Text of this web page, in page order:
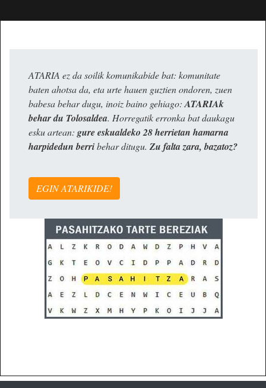
ATARIA ez da soilik komunikabide bat: komunitate
baten ahotsa da, eta urte hauen guztien ondoren, zuen
babesa behar dugu, inoiz baino gehiago:ATARIAk
behar du Tolosaldea. Horregatik erronka bat daukagu
esku artean: gure eskualdeko 28 herrietan hamarna
harpidedun berribehar ditugu. Zu falta zara, bazatoz?
EGIN ATARIKIDE!